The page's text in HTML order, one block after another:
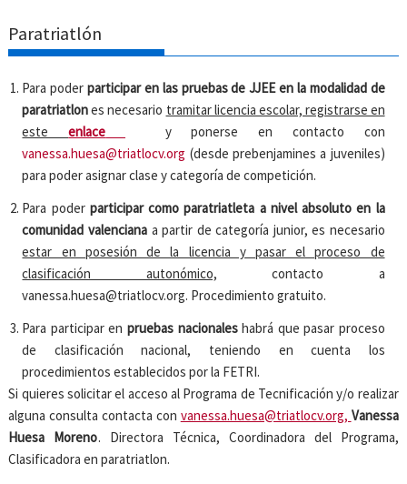
Paratriatlón
Para poderparticipar en las pruebas de JJEE en la modalidad de
paratriatlones necesario tramitar licencia escolar, registrarse en
esteenlace
y ponerse en contacto con
vanessa.huesa@triatlocv.org (desde prebenjamines a juveniles)
para poder asignar clase y categoría de competición.
Para poder participar como paratriatleta a nivel absoluto en la
comunidad valenciana a partir de categoría junior, es necesario
estar en posesión de la licencia y pasar el proceso de
clasificación autonómico, contacto a
vanessa.huesa@triatlocv.org. Procedimiento gratuito.
Para participar en pruebas nacionaleshabrá que pasar proceso
de clasificación nacional, teniendo en cuenta los
procedimientos establecidos por la FETRI.
Si quieres solicitar el acceso al Programa de Tecnificación y/o realizar
alguna consulta contacta con vanessa.huesa@triatlocv.org, Vanessa
Huesa Moreno. Directora Técnica, Coordinadora del Programa,
Clasificadora en paratriatlon.